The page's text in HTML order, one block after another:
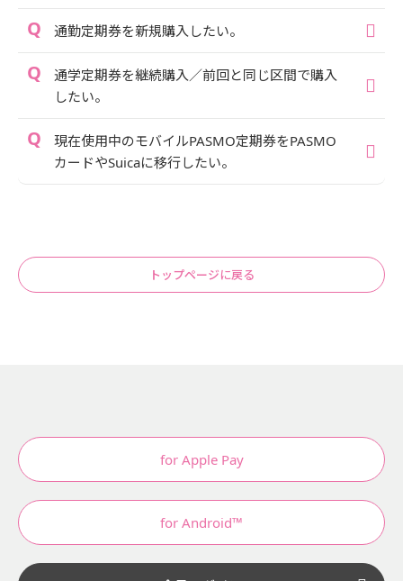
通勤定期券を新規購入したい。
通学定期券を継続購入／前回と同じ区間で購入
したい。
現在使用中のモバイルPASMO定期券をPASMO
カードやSuicaに移行したい。
トップページに戻る
for Apple Pay
for Android™